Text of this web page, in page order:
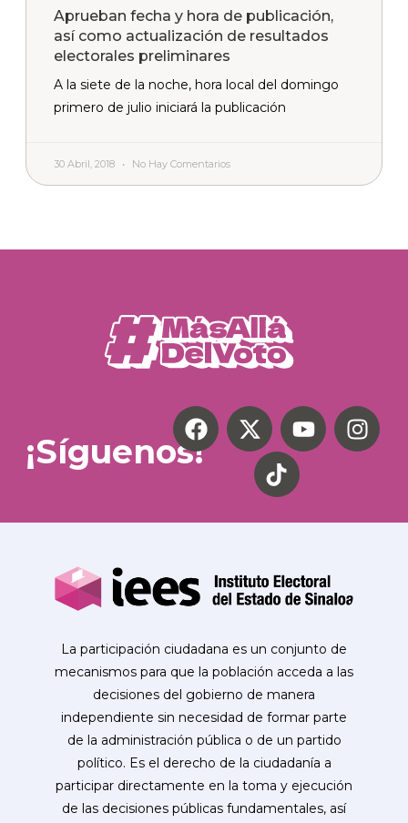
Aprueban fecha y hora de publicación,
así como actualización de resultados
electorales preliminares
A la siete de la noche, hora local del domingo
primero de julio iniciará la publicación
30 Abril, 2018 No Hay Comentarios
¡Síguenos!
La participación ciudadana es un conjunto de
mecanismos para que la población acceda a las
decisiones del gobierno de manera
independiente sin necesidad de formar parte
de la administración pública o de un partido
político. Es el derecho de la ciudadanía a
participar directamente en la toma y ejecución
de las decisiones públicas fundamentales, así